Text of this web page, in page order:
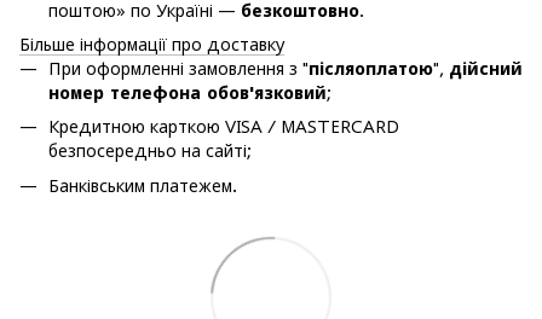
поштою» по Україні — безкоштовно.
Більше інформації про доставку
При оформленні замовлення з "післяоплатою", дійсний
номер телефона обов'язковий;
Кредитною карткою VISA / MASTERCARD
безпосередньо на сайті;
Банківським платежем.